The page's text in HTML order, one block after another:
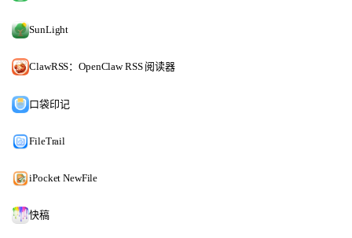
SunLight
ClawRSS：OpenClaw RSS 阅读器
口袋印记
FileTrail
iPocket NewFile
快稿